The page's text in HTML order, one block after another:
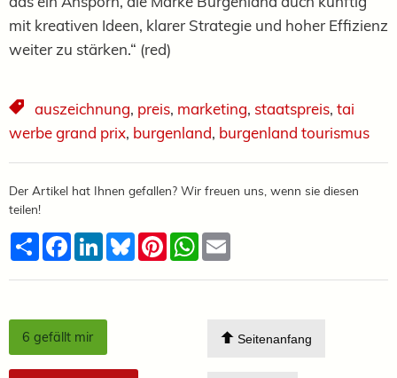
mit kreativen Ideen, klarer Strategie und hoher Effizienz
weiter zu stärken.“ (red)
auszeichnung, preis, marketing, staatspreis, tai
werbe grand prix, burgenland, burgenland tourismus
Der Artikel hat Ihnen gefallen? Wir freuen uns, wenn sie diesen
teilen!
TeilenFacebook
LinkedInBlueskyPinterestWhatsApp
6 gefällt mir Seitenanfang